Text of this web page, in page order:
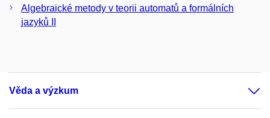
Algebraické metody v teorii automatů a formálních
jazyků II
Věda a výzkum